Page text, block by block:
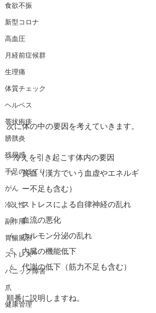
食欲不振
新型コロナ
高血圧
月経前症候群
生理痛
体質チェック
ヘルペス
帯状疱疹
膀胱炎
残尿感
手足のほてり
がん
冷え性
副作用
胃腸風邪
ストレス
パニック障害
爪
健康管理
次に体の中の要因を考えていきます。
✅冷えを引き起こす体内の要因
貧血（漢方でいう血虚やエネルギ
ー不足も含む）
ストレスによる自律神経の乱れ
血流の悪化
ホルモン分泌の乱れ
内臓の機能低下
代謝の低下（筋力不足も含む）
順番に説明しますね。